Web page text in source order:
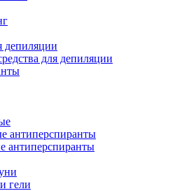
депиляции
для депиляции
антиперспиранты
антиперспиранты
гели